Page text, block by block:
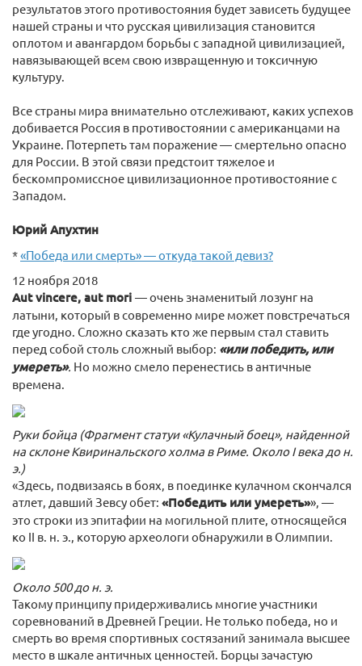
результатов этого противостояния будет зависеть будущее
нашей страны и что русская цивилизация становится
оплотом и авангардом борьбы с западной цивилизацией,
навязывающей всем свою извращенную и токсичную
культуру.
Все страны мира внимательно отслеживают, каких успехов
добивается Россия в противостоянии с американцами на
Украине. Потерпеть там поражение ― смертельно опасно
для России. В этой связи предстоит тяжелое и
бескомпромиссное цивилизационное противостояние с
Западом.
Юрий Апухтин
*«Победа или смерть» — откуда такой девиз?
12 ноября 2018
Аut vincere, aut mori — очень знаменитый лозунг на
латыни, который в современно мире может повстречаться
где угодно. Сложно сказать кто же первым стал ставить
перед собой столь сложный выбор: «или победить, или
умереть». Но можно смело перенестись в античные
времена.
Руки бойца (Фрагмент статуи «Кулачный боец», найденной
на склоне Квиринальского холма в Риме. Около I века до н.
э.)
«Здесь, подвизаясь в боях, в поединке кулачном скончался
атлет, давший Зевсу обет: «Победить или умереть»», —
это строки из эпитафии на могильной плите, относящейся
ко II в. н. э., которую археологи обнаружили в Олимпии.
Около 500 до н. э.
Такому принципу придерживались многие участники
соревнований в Древней Греции. Не только победа, но и
смерть во время спортивных состязаний занимала высшее
место в шкале античных ценностей. Борцы зачастую